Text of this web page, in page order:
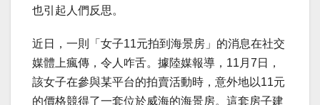
也引起人們反思。
近日，一則「女子11元拍到海景房」的消息在社交
媒體上瘋傳，令人咋舌。據陸媒報導，11月7日，
該女子在參與某平台的拍賣活動時，意外地以11元
的價格競得了一套位於威海的海景房。這套房子建